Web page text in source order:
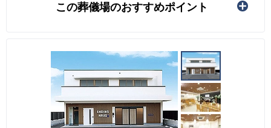
この葬儀場のおすすめポイント